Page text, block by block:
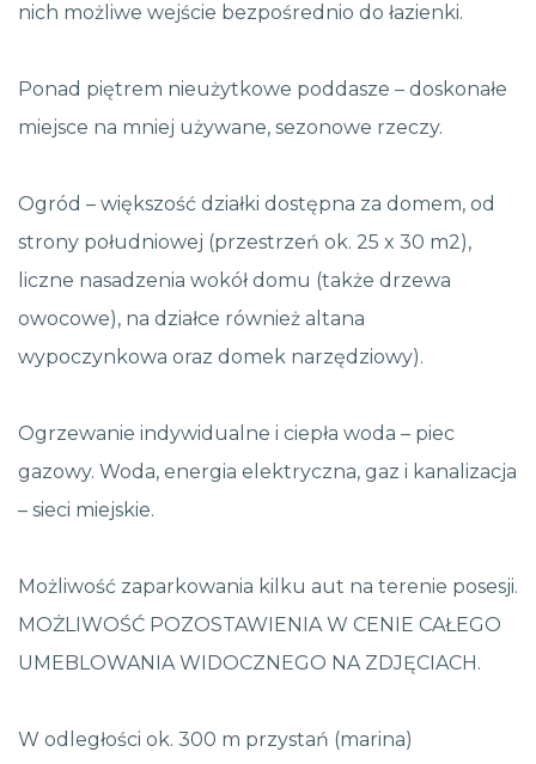
nich możliwe wejście bezpośrednio do łazienki.
Ponad piętrem nieużytkowe poddasze – doskonałe
miejsce na mniej używane, sezonowe rzeczy.
Ogród – większość działki dostępna za domem, od
strony południowej (przestrzeń ok. 25 x 30 m2),
liczne nasadzenia wokół domu (także drzewa
owocowe), na działce również altana
wypoczynkowa oraz domek narzędziowy).
Ogrzewanie indywidualne i ciepła woda – piec
gazowy. Woda, energia elektryczna, gaz i kanalizacja
– sieci miejskie.
Możliwość zaparkowania kilku aut na terenie posesji.
MOŻLIWOŚĆ POZOSTAWIENIA W CENIE CAŁEGO
UMEBLOWANIA WIDOCZNEGO NA ZDJĘCIACH.
W odległości ok. 300 m przystań (marina)